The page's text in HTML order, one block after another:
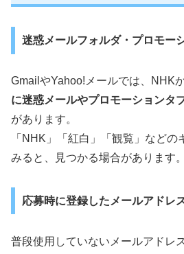
迷惑メールフォルダ・プロモー
GmailやYahoo!メールでは、NHK
に迷惑メールやプロモーションタ
があります。
「NHK」「紅白」「観覧」などの
みると、見つかる場合があります。
応募時に登録したメールアドレ
普段使用していないメールアドレ